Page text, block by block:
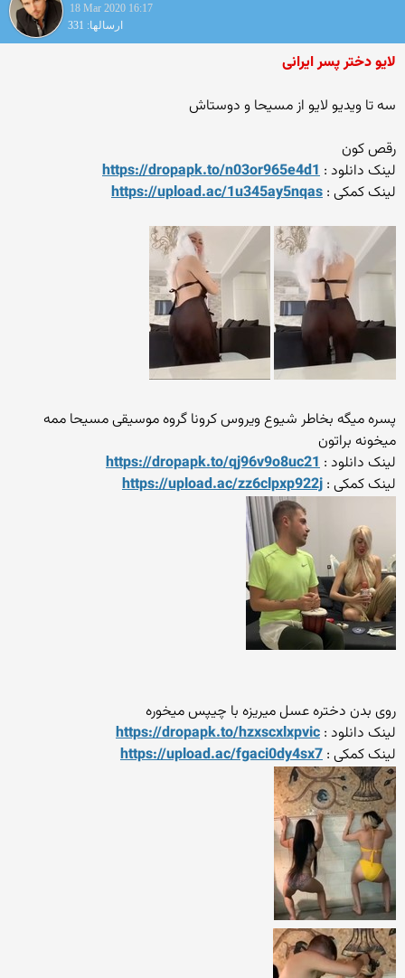
18 Mar 2020 16:17
ارسالها: 331
لایو دختر پسر ایرانی
سه تا ویدیو لایو از مسیحا و دوستاش
رقص کون
لینک دانلود : https://dropapk.to/n03or965e4d1
لینک کمکی : https://upload.ac/1u345ay5nqas
پسره میگه بخاطر شیوع ویروس کرونا گروه موسیقی مسیحا ممه
میخونه براتون
لینک دانلود : https://dropapk.to/qj96v9o8uc21
لینک کمکی : https://upload.ac/zz6clpxp922j
روی بدن دختره عسل میریزه با چیپس میخوره
لینک دانلود : https://dropapk.to/hzxscxlxpvic
لینک کمکی : https://upload.ac/fgaci0dy4sx7